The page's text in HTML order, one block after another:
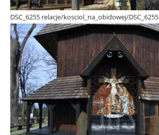
DSC_6255 relacje/kosciol_na_obidowej/DSC_6255